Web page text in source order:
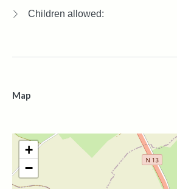
Children allowed:
Map
+
−